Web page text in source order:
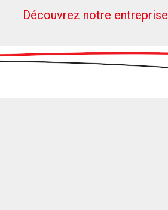
Découvrez notre entreprise